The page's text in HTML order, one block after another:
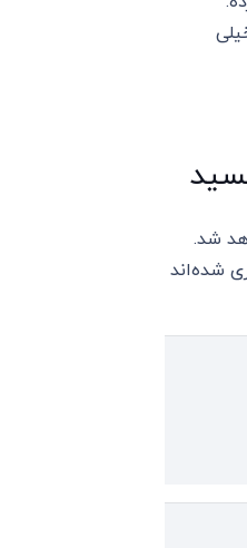
شد.
شده‌اند